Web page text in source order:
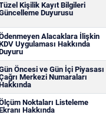
Kişilik Kayıt Bilgileri
Duyurusu
Alacaklara İlişkin
Uygulaması Hakkında
Öncesi ve Gün İçi Piyasası
Merkezi Numaraları
Noktaları Listeleme
Hakkında